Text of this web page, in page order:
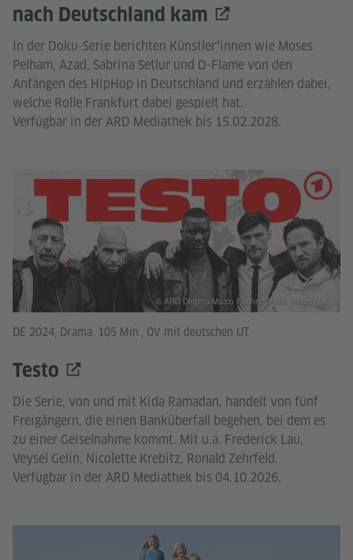
nach Deutschland kam
In der Doku-Serie berichten Künstler*innen wie Moses
Pelham, Azad, Sabrina Setlur und D-Flame von den
Anfängen des HipHop in Deutschland und erzählen dabei,
welche Rolle Frankfurt dabei gespielt hat.
Verfügbar in der ARD Mediathek bis 15.02.2028.
DE 2024, Drama, 105 Min., OV mit deutschen UT
Testo
Die Serie, von und mit Kida Ramadan, handelt von fünf
Freigängern, die einen Banküberfall begehen, bei dem es
zu einer Geiselnahme kommt. Mit u.a. Frederick Lau,
Veysel Gelin, Nicolette Krebitz, Ronald Zehrfeld.
Verfügbar in der ARD Mediathek bis 04.10.2026.
© ARD Degeto/Marco Fischer/Grafik: Niklas Hail